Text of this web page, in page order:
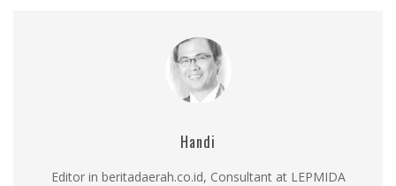
Handi
Editor in beritadaerah.co.id, Consultant at LEPMIDA